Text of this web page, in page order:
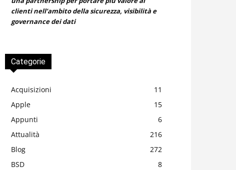
clienti nell’ambito della sicurezza, visibilità e
governance dei dati
Categorie
Acquisizioni
11
Apple
15
Appunti
6
Attualità
216
Blog
272
BSD
8